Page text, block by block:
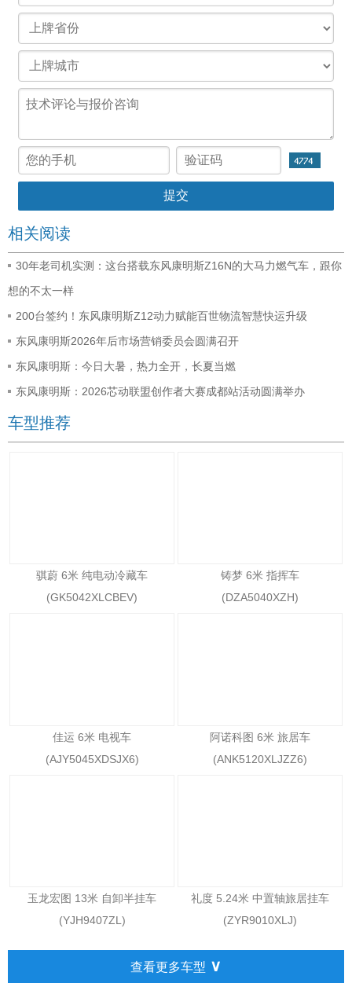
相关阅读
30年老司机实测：这台搭载东风康明斯Z16N的大马力燃气车，跟你
想的不太一样
200台签约！东风康明斯Z12动力赋能百世物流智慧快运升级
东风康明斯2026年后市场营销委员会圆满召开
东风康明斯：今日大暑，热力全开，长夏当燃
东风康明斯：2026芯动联盟创作者大赛成都站活动圆满举办
车型推荐
骐蔚 6米 纯电动冷藏车
(GK5042XLCBEV)
铸梦 6米 指挥车
(DZA5040XZH)
佳运 6米 电视车
(AJY5045XDSJX6)
阿诺科图 6米 旅居车
(ANK5120XLJZZ6)
玉龙宏图 13米 自卸半挂车
(YJH9407ZL)
礼度 5.24米 中置轴旅居挂车
(ZYR9010XLJ)
查看更多车型 ∨